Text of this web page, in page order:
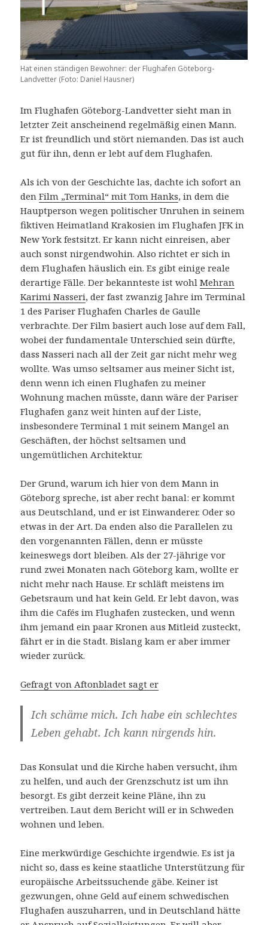
Hat einen ständigen Bewohner: der Flughafen Göteborg-
Landvetter (Foto: Daniel Hausner)
Im Flughafen Göteborg-Landvetter sieht man in
letzter Zeit anscheinend regelmäßig einen Mann.
Er ist freundlich und stört niemanden. Das ist auch
gut für ihn, denn er lebt auf dem Flughafen.
Als ich von der Geschichte las, dachte ich sofort an
denFilm „Terminal“ mit Tom Hanks, in dem die
Hauptperson wegen politischer Unruhen in seinem
fiktiven Heimatland Krakosien im Flughafen JFK in
New York festsitzt. Er kann nicht einreisen, aber
auch sonst nirgendwohin. Also richtet er sich in
dem Flughafen häuslich ein. Es gibt einige reale
derartige Fälle. Der bekannteste ist wohlMehran
Karimi Nasseri, der fast zwanzig Jahre im Terminal
1 des Pariser Flughafen Charles de Gaulle
verbrachte. Der Film basiert auch lose auf dem Fall,
wobei der fundamentale Unterschied sein dürfte,
dass Nasseri nach all der Zeit gar nicht mehr weg
wollte. Was umso seltsamer aus meiner Sicht ist,
denn wenn ich einen Flughafen zu meiner
Wohnung machen müsste, dann wäre der Pariser
Flughafen ganz weit hinten auf der Liste,
insbesondere Terminal 1 mit seinem Mangel an
Geschäften, der höchst seltsamen und
ungemütlichen Architektur.
Der Grund, warum ich hier von dem Mann in
Göteborg spreche, ist aber recht banal: er kommt
aus Deutschland, und er ist Einwanderer. Oder so
etwas in der Art. Da enden also die Parallelen zu
den vorgenannten Fällen, denn er müsste
keineswegs dort bleiben. Als der 27-jährige vor
rund zwei Monaten nach Göteborg kam, wollte er
nicht mehr nach Hause. Er schläft meistens im
Gebetsraum und hat kein Geld. Er lebt davon, was
ihm die Cafés im Flughafen zustecken, und wenn
ihm jemand ein paar Kronen aus Mitleid zusteckt,
fährt er in die Stadt. Bislang kam er aber immer
wieder zurück.
Gefragt von Aftonbladet sagt er
Ich schäme mich. Ich habe ein schlechtes
Leben gehabt. Ich kann nirgends hin.
Das Konsulat und die Kirche haben versucht, ihm
zu helfen, und auch der Grenzschutz ist um ihn
besorgt. Es gibt derzeit keine Pläne, ihn zu
vertreiben. Laut dem Bericht will er in Schweden
wohnen und leben.
Eine merkwürdige Geschichte irgendwie. Es ist ja
nicht so, dass es keine staatliche Unterstützung für
europäische Arbeitssuchende gäbe. Keiner ist
gezwungen, ohne Geld auf einem schwedischen
Flughafen auszuharren, und in Deutschland hätte